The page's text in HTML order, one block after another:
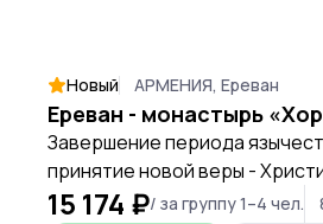
Новый АРМЕНИЯ, Ереван
Завершение периода
принятие новой веры -
15 174 ₽/ за группу 1–4 чел.